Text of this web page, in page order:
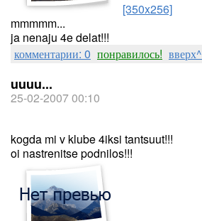
[350x256]
mmmmm...
ja nenaju 4e delat!!!
комментарии: 0 понравилось! вверх^
uuuu...
25-02-2007 00:10
kogda mi v klube 4iksi tantsuut!!!
oi nastrenitse podnilos!!!